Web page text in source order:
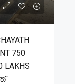
750
LAKHS